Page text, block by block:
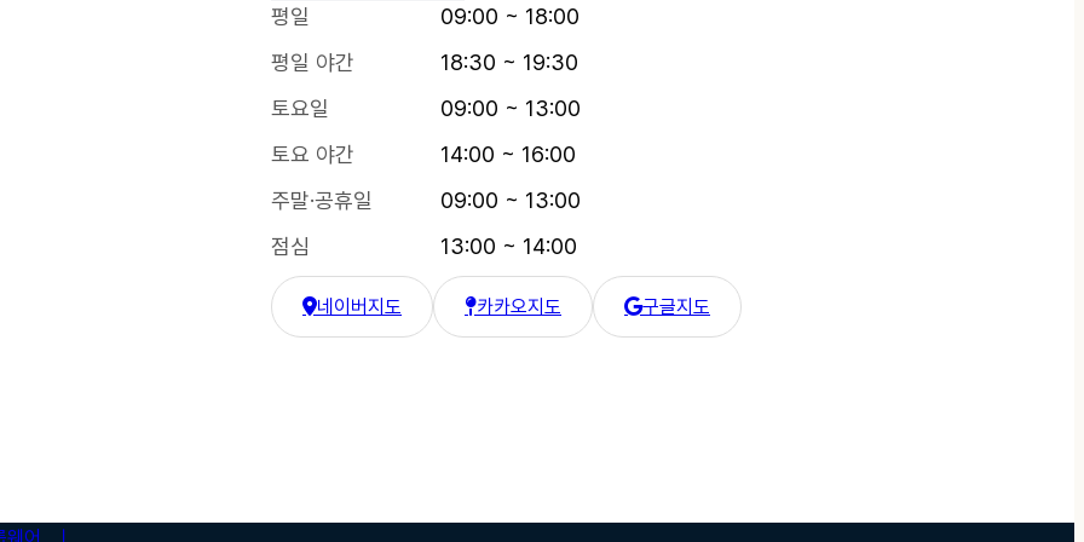
평일
09:00 ~ 18:00
평일 야간
18:30 ~ 19:30
토요일
09:00 ~ 13:00
토요 야간
14:00 ~ 16:00
주말·공휴일
09:00 ~ 13:00
점심
13:00 ~ 14:00
네이버지도
한강수병원 네이버 지도카카오지도
한강수병원 카카오 지도구글지도
한강수병원 구글 지도